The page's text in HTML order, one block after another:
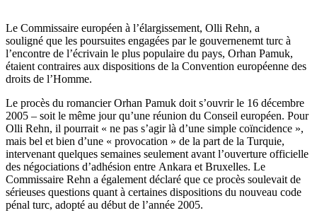
Le Commissaire européen à l’élargissement, Olli Rehn, a
souligné que les poursuites engagées par le gouvernenemt turc à
l’encontre de l’écrivain le plus populaire du pays, Orhan Pamuk,
étaient contraires aux dispositions de la Convention européenne des
droits de l’Homme.
Le procès du romancier Orhan Pamuk doit s’ouvrir le 16 décembre
2005 – soit le même jour qu’une réunion du Conseil européen. Pour
Olli Rehn, il pourrait « ne pas s’agir là d’une simple coïncidence »,
mais bel et bien d’une « provocation » de la part de la Turquie,
intervenant quelques semaines seulement avant l’ouverture officielle
des négociations d’adhésion entre Ankara et Bruxelles. Le
Commissaire Rehn a également déclaré que ce procès soulevait de
sérieuses questions quant à certaines dispositions du nouveau code
pénal turc, adopté au début de l’année 2005.